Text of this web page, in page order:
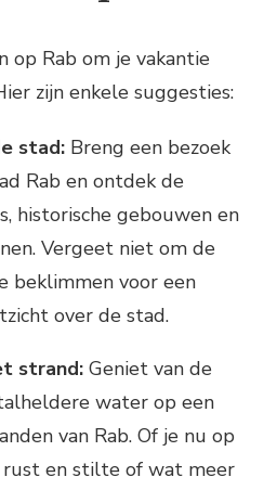
op Rab om je vakantie
zijn enkele suggesties:
stad: Breng een bezoek
Rab en ontdek de
historische gebouwen en
Vergeet niet om de
beklimmen voor een
over de stad.
strand: Geniet van de
water op een
van Rab. Of je nu op
rust en stilte of wat meer